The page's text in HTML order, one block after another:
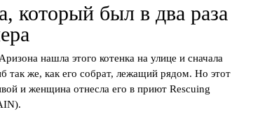
который был в два раза
нашла этого котенка на улице и сначала
так же, как его собрат, лежащий рядом. Но этот
и женщина отнесла его в приют Rescuing